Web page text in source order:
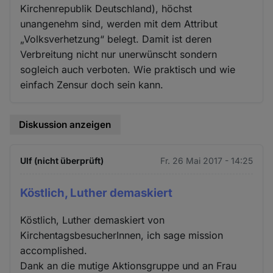
Kirchenrepublik Deutschland), höchst
unangenehm sind, werden mit dem Attribut
„Volksverhetzung“ belegt. Damit ist deren
Verbreitung nicht nur unerwünscht sondern
sogleich auch verboten. Wie praktisch und wie
einfach Zensur doch sein kann.
Diskussion anzeigen
Ulf (nicht überprüft) Fr. 26 Mai 2017 - 14:25
Köstlich, Luther demaskiert
Köstlich, Luther demaskiert von
KirchentagsbesucherInnen, ich sage mission
accomplished.
Dank an die mutige Aktionsgruppe und an Frau